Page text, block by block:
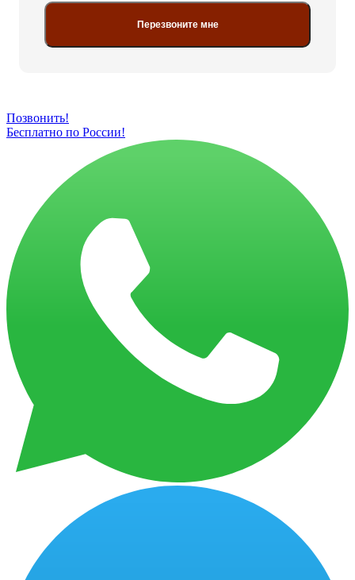
Перезвоните мне
Позвонить!
Бесплатно по России!